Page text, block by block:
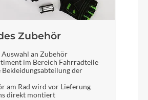
Zubehör
Auswahl an Zubehör
im Bereich Fahrradteile
der
am Rad wird vor Lieferung
direkt montiert